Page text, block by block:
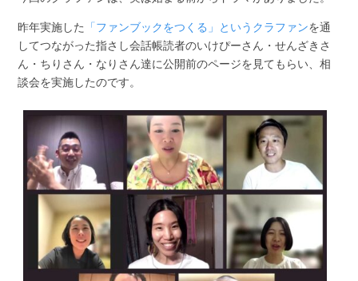
昨年実施した 「ファンブックをつくる」というクラファンを通
してつながった指さし会話帳読者のいけぴーさん・せんざきさ
ん・ちりさん・なりさん達に公開前のページを見てもらい、相
談会を実施したのです。